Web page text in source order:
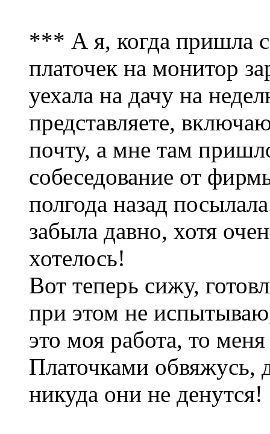
*** А я, когда пришла
платочек на монитор
уехала на дачу на
представляете,
почту, а мне там
собеседование от
полгода назад
забыла давно, хотя
хотелось!
Вот теперь сижу,
при этом не
это моя работа, то
Платочками обвяжусь,
никуда они не денутся!